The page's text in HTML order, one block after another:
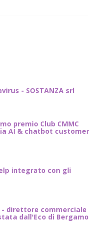
- SOSTANZA srl
premio Club CMMC
AI & chatbot customer
integrato con gli
direttore commerciale
dall'Eco di Bergamo